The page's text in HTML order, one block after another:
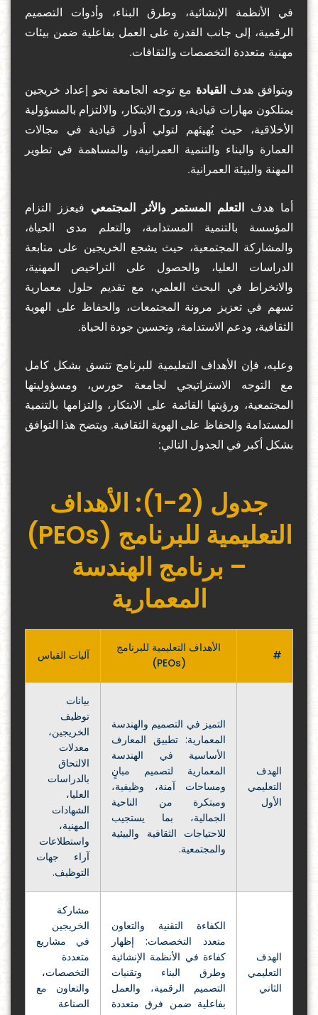
في الأنظمة الإنشائية، وطرق البناء، وأدوات التصميم
الرقمية، إلى جانب القدرة على العمل بفاعلية ضمن بيئات
مهنية متعددة التخصصات والثقافات.
ويتوافق هدف القيادة مع توجه الجامعة نحو إعداد خريجين
يمتلكون مهارات قيادية، وروح الابتكار، والالتزام بالمسؤولية
الأخلاقية، حيث يُهيئهم لتولي أدوار قيادية في مجالات
العمارة والبناء والتنمية العمرانية، والمساهمة في تطوير
المهنة والبيئة العمرانية.
أما هدف التعلم المستمر والأثر المجتمعي فيعزز التزام
المؤسسة بالتنمية المستدامة، والتعلم مدى الحياة،
والمشاركة المجتمعية، حيث يشجع الخريجين على متابعة
الدراسات العليا، والحصول على التراخيص المهنية،
والانخراط في البحث العلمي، مع تقديم حلول معمارية
تسهم في تعزيز مرونة المجتمعات، والحفاظ على الهوية
الثقافية، ودعم الاستدامة، وتحسين جودة الحياة.
وعليه، فإن الأهداف التعليمية للبرنامج تتسق بشكل كامل
مع التوجه الاستراتيجي لجامعة حورس، ومسؤوليتها
المجتمعية، ورؤيتها القائمة على الابتكار، والتزامها بالتنمية
المستدامة والحفاظ على الهوية الثقافية. ويتضح هذا التوافق
بشكل أكبر في الجدول التالي:
جدول (2-1): الأهداف
التعليمية للبرنامج (PEOs)
– برنامج الهندسة
المعمارية
#
الأهداف التعليمية للبرنامج
(PEOs)
آليات القياس
الهدف
التعليمي
الأول
التميز في التصميم والهندسة
المعمارية: تطبيق المعارف
الأساسية في الهندسة
المعمارية لتصميم مبانٍ
ومساحات آمنة، وظيفية،
ومبتكرة من الناحية
الجمالية، بما يستجيب
للاحتياجات الثقافية والبيئية
والمجتمعية.
بيانات
توظيف
الخريجين،
معدلات
الالتحاق
بالدراسات
العليا،
الشهادات
المهنية،
واستطلاعات
آراء جهات
التوظيف.
الهدف
التعليمي
الثاني
الكفاءة التقنية والتعاون
متعدد التخصصات: إظهار
كفاءة في الأنظمة الإنشائية
وطرق البناء وتقنيات
التصميم الرقمية، والعمل
بفاعلية ضمن فرق متعددة
مشاركة
الخريجين
في مشاريع
متعددة
التخصصات،
والتعاون مع
الصناعة